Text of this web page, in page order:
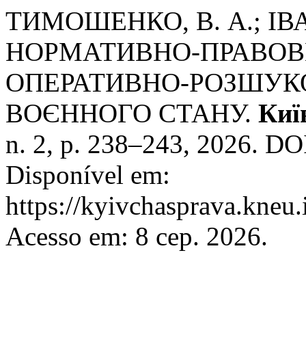
ТИМОШЕНКО, В. А.;
НОРМАТИВНО-
ОПЕРАТИВНО-
ВОЄННОГО СТАНУ.
n. 2, p. 238–243, 2026.
Disponível em:
https://
Acesso em: 8 сер. 2026.